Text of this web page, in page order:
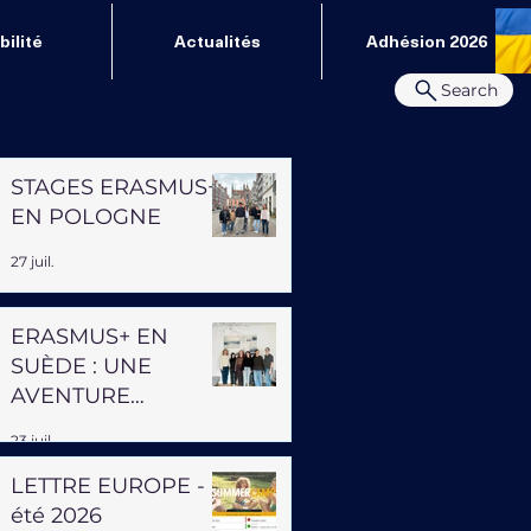
Search
Actualités Adhésion 2026
STAGES ERASMUS+
EN POLOGNE
27 juil.
ERASMUS+ EN
SUÈDE : UNE
AVENTURE
ET HUMAINE
23 juil.
LETTRE EUROPE -
été 2026